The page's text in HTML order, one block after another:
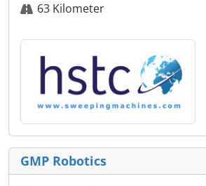
63 Kilometer
GMP Robotics